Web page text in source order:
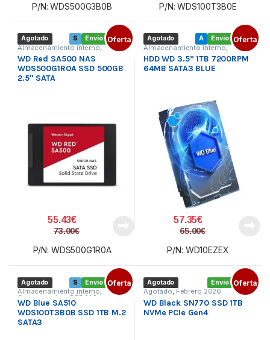
P/N: WDS500G3B0B P/N: WDS100T3B0E
Envío gratis
S
Agotado Oferta
Almacenamiento interno,
Componentes
WD Red SA500 NAS
WDS500G1R0A SSD 500GB
2.5″ SATA
55.43€
73.00€
P/N: WDS500G1R0A
Envío gratis
A
Agotado Oferta
Almacenamiento interno,
Disco duro 3.5
HDD WD 3.5” 1TB 7200RPM
64MB SATA3 BLUE
57.35€
65.00€
P/N: WD10EZEX
Envío gratis
S
Agotado Oferta
Almacenamiento interno,
Componentes SSD M.2
WD Blue SA510
WDS100T3B0B SSD 1TB M.2
SATA3
Envío gratis
Agotado Oferta
Agotado, Febrero 2026
WD Black SN770 SSD 1TB
NVMe PCIe Gen4